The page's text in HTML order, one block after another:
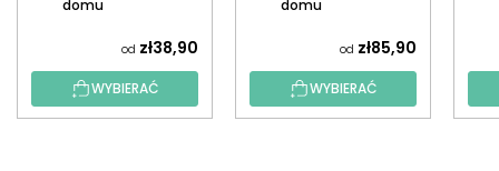
domu
od zł38,90
WYBIERAĆ
domu
od zł85,90
WYBIERAĆ